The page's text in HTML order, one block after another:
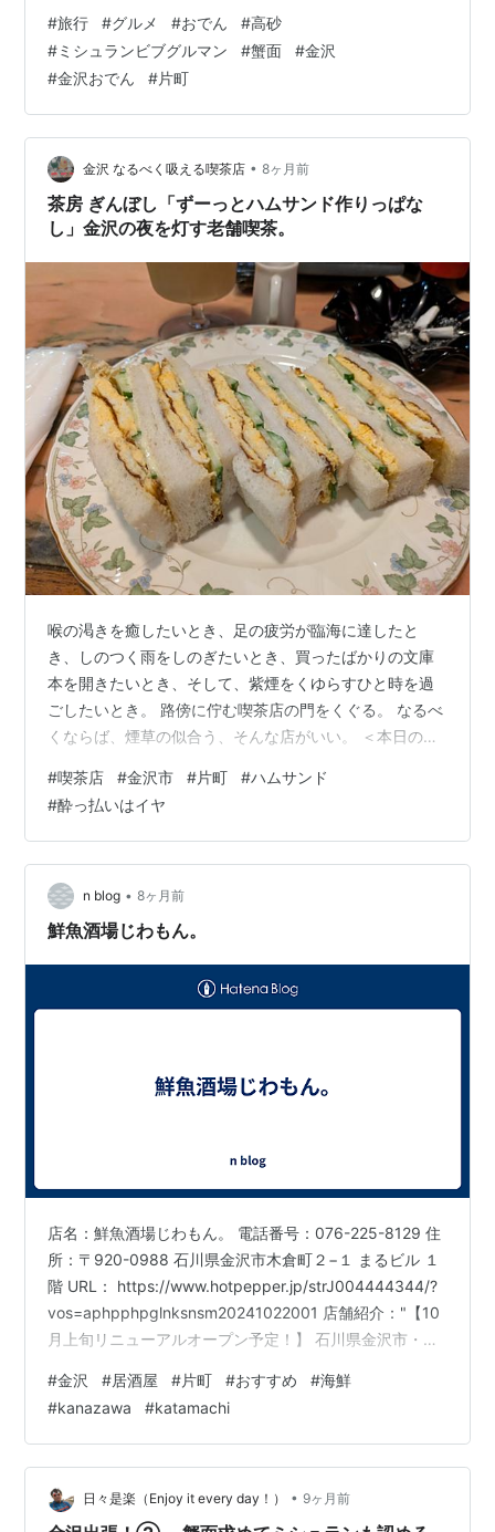
だが、決して金をかければいいっと言うものでもない。
結果エスコートしたのが高級割烹でもない、まさに庶民
のグルメ？金沢市民のソウルフード金澤おでんの名店
「おでん高砂」だ！おでん屋さんなんて来たことないか
みさんだけに逆に興味津々で大喜び！このおでん鍋を囲
むカウンターの和気藹々？賑やかな雰囲気が新鮮なん
じ…
#旅行 #グルメ #おでん #高砂
#ミシュランビブグルマン #蟹面 #金沢
#金沢おでん #片町
金沢 なるべく吸える喫茶店 • 8ヶ月前
茶房 ぎんぼし「ずーっとハムサンド作りっぱな
し」金沢の夜を灯す老舗喫茶。
喉の渇きを癒したいとき、足の疲労が臨海に達したと
き、しのつく雨をしのぎたいとき、買ったばかりの文庫
本を開きたいとき、そして、紫煙をくゆらすひと時を過
ごしたいとき。 路傍に佇む喫茶店の門をくぐる。 なるべ
くならば、煙草の似合う、そんな店がいい。 ＜本日のサ
スコーヒー ¥550 ソーダ水 ¥500 google MAP 所在地 営
業時間 定休日 席数 電源 Wi-Fi SNS 店内BGM トイレ 喫
煙の可否 ここより下は、当ブログ執筆者の身辺雑記をふ
んだんに含んだ、取るに足らないとしか言いようのない
雑文雑記ですので、お店の基本データの…
#喫茶店 #金沢市 #片町 #ハムサンド
#酔っ払いはイヤ
n blog • 8ヶ月前
鮮魚酒場じわもん。
店名：鮮魚酒場じわもん。 電話番号：076-225-8129 住
所：〒920-0988 石川県金沢市木倉町２−１ まるビル １
階 URL： https://www.hotpepper.jp/strJ004444344/?
vos=aphpphpglnksnsm20241022001 店舗紹介："【10
月上旬リニューアルオープン予定！】 石川県金沢市・片
の地酒が自慢の海鮮居酒屋「鮮魚酒場じわもん。」で
す。 漁港直送の鮮魚を使った刺身や焼き物、加賀野菜を
使用した野菜料理、そして地元の銘酒を豊富にご用意し
ています。 新鮮な海鮮料理はもちろん、定番から創…
#金沢 #居酒屋 #片町 #おすすめ #海鮮
#kanazawa #katamachi
日々是楽（Enjoy it every day！） • 9ヶ月前